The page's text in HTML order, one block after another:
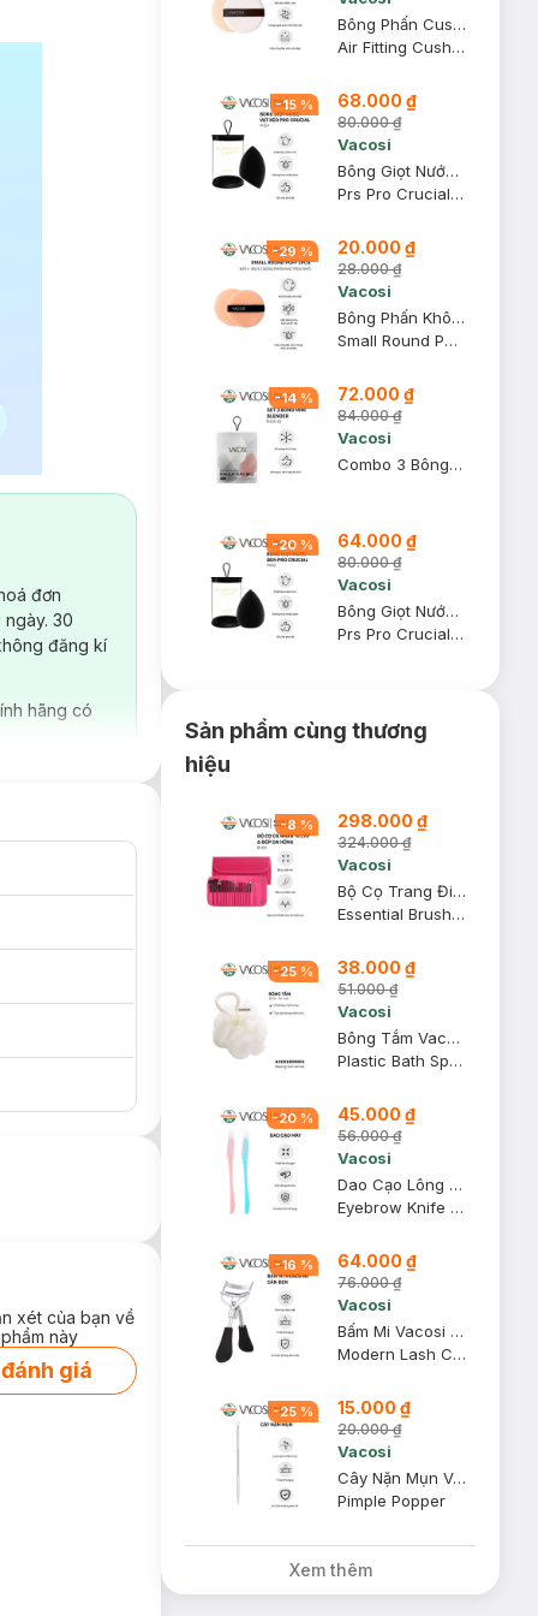
đơn
30
đăng kí
hãng có
xét của bạn về
này
giá
Bông Phấn Cushion Vacosi BP22 (1 Cái)
Air Fitting Cushion Puff
-15 % 68.000 ₫
80.000 ₫
Vacosi
Bông Giọt Nước Vạt Xéo Vacosi Pro PH04 (Hộp 1 Cái)
Prs Pro Crucial Flat Blender
-29 % 20.000 ₫
28.000 ₫
Vacosi
Bông Phấn Khô Vacosi Tròn Nhỏ BP01 (Bịch 2 Cái)
Small Round Puff - BP01
-14 % 72.000 ₫
84.000 ₫
Vacosi
Combo 3 Bông Trang Điểm Vacosi Mini PH05-02
-20 % 64.000 ₫
80.000 ₫
Vacosi
Bông Giọt Nước Vacosi Pro PH03 (Hộp 1 Cái)
Prs Pro Crucial Flat Blender
Sản phẩm cùng thương
hiệu
-8 % 298.000 ₫
324.000 ₫
Vacosi
Bộ Cọ Trang Điểm Vacosi 14 Cây BC09 (Bóp Da Hồng)
Essential Brush Set BC09
-25 % 38.000 ₫
51.000 ₫
Vacosi
Bông Tắm Vacosi BP21
Plastic Bath Sponge
-20 % 45.000 ₫
56.000 ₫
Vacosi
Dao Cạo Lông Mày Vacosi DC06 (2 Cây)
Eyebrow Knife DC06
-16 % 64.000 ₫
76.000 ₫
Vacosi
Bấm Mi Vacosi Modern Lash Curler Cán Đen BM03
Modern Lash Curler
-25 % 15.000 ₫
20.000 ₫
Vacosi
Cây Nặn Mụn Vacosi 2 Đầu NM01
Pimple Popper
Xem thêm